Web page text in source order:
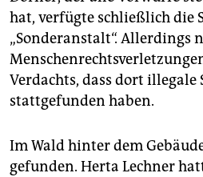
hat, verfügte schließlich die
„Sonderanstalt“. Allerdings
Verdachts, dass dort illegale
stattgefunden haben.
Im Wald hinter dem
gefunden. Herta Lechner